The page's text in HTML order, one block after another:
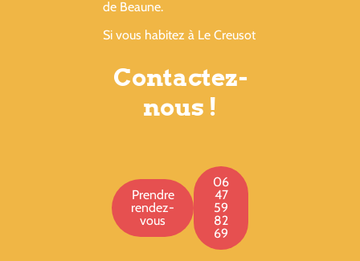
de Beaune.
Si vous habitez à Le Creusot
Contactez-
nous !
Prendre
rendez-
vous
06
47
59
82
69